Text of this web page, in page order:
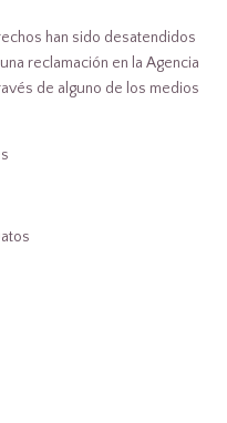
han sido desatendidos
reclamación en la Agencia
de alguno de los medios